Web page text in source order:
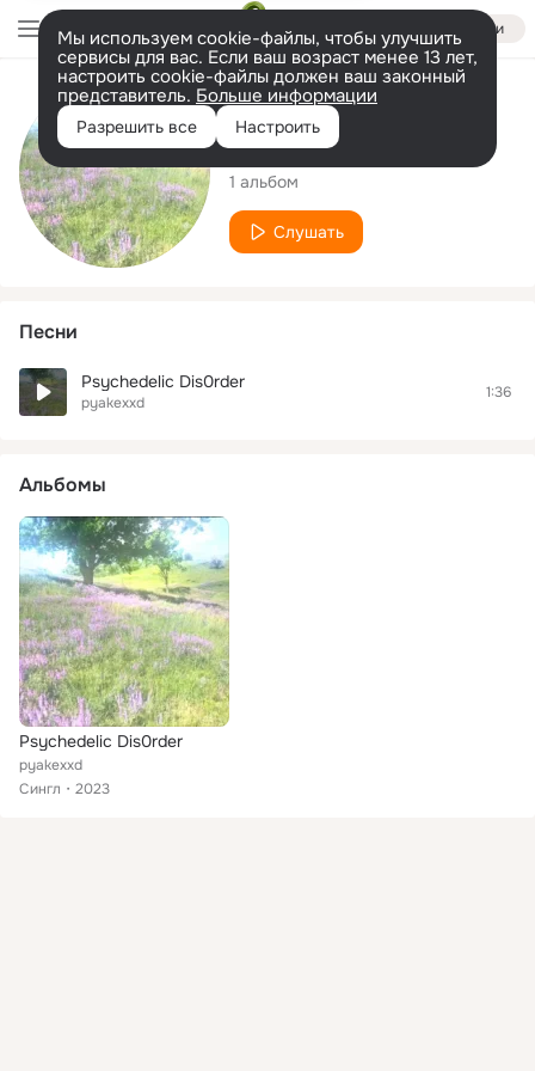
Войти
Мы используем cookie-файлы, чтобы улучшить
сервисы для вас. Если ваш возраст менее 13 лет,
настроить cookie-файлы должен ваш законный
представитель. Больше информации
Разрешить все Настроить
Исполнитель
pyakexxd
1 альбом
Слушать
Песни
Psychedelic Dis0rder
pyakexxd
1:36
Альбомы
Psychedelic Dis0rder
pyakexxd
Сингл
2023